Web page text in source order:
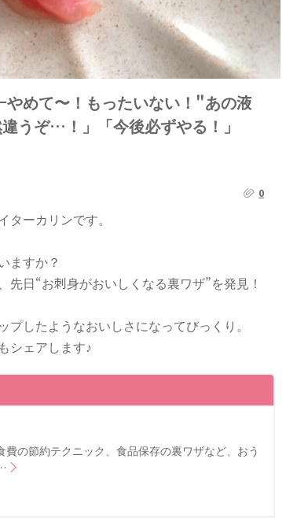
やめて〜！もったいない！"あの液
うぞ…！」「今後必ずやる！」
0
ーカリンです。
ますか？
日“お刺身がおいしくなる裏ワザ”を発見！
したようなおいしさになってびっくり。
シェアします♪
の節約テクニック、食品保存の裏ワザなど、おう